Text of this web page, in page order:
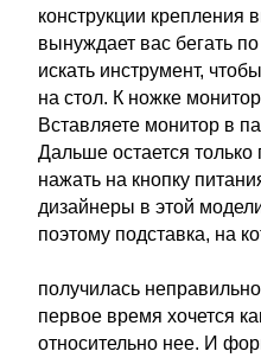
конструкции крепления
вынуждает вас бегать
искать инструмент,
на стол. К ножке
Вставляете монитор в
Дальше остается
нажать на кнопку
дизайнеры в этой
поэтому подставка, на
получилась
первое время хочется
относительно нее. И